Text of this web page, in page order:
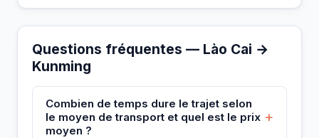
Questions fréquentes — Lào Cai →
Kunming
Combien de temps dure le trajet selon
le moyen de transport et quel est le prix
moyen ?
+